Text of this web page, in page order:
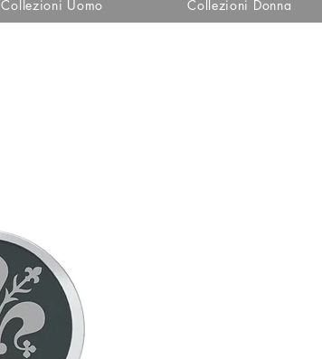
Collezioni Uomo Collezioni Donna